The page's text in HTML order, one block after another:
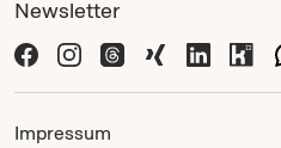
Newsletter
Impressum